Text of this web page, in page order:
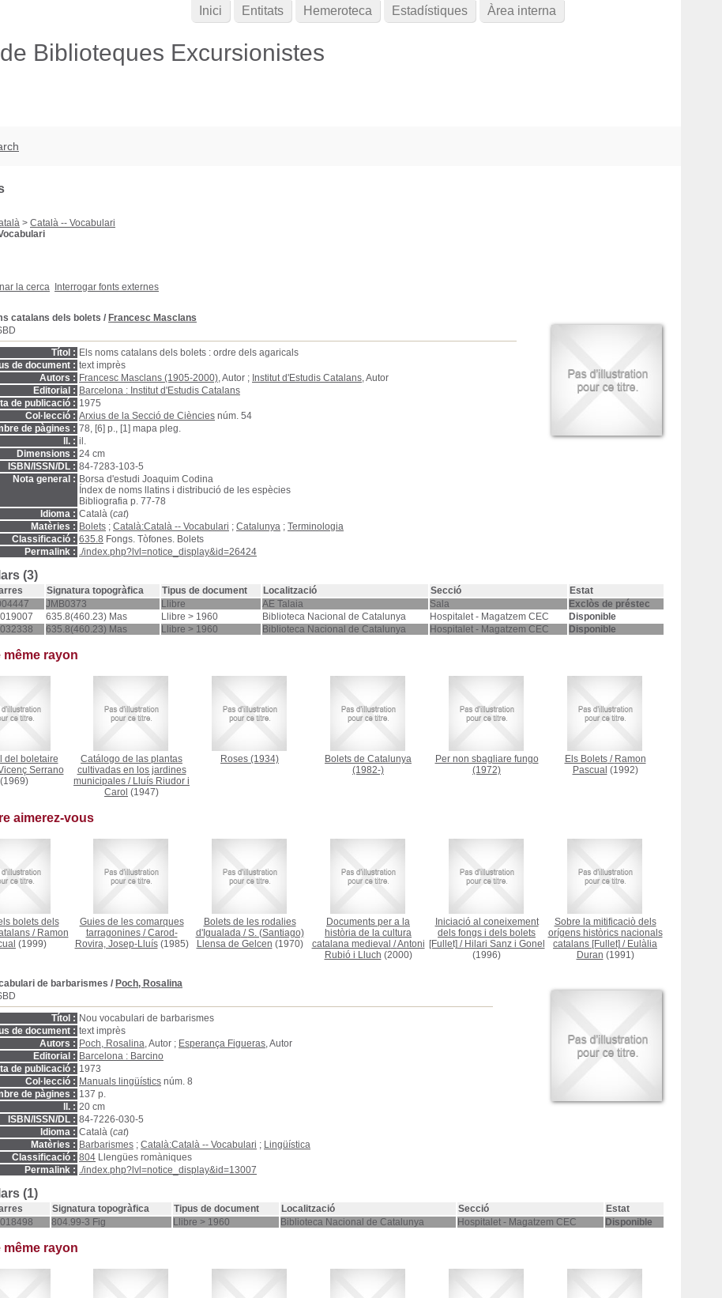
Biblioteques Excursionistes
> Català -- Vocabulari
la cerca Interrogar fonts externes
catalans dels bolets / Francesc Masclans
Títol : Els noms catalans dels bolets : ordre dels agaricals
de document : text imprès
Autors : Francesc Masclans (1905-2000), Autor ; Institut d'Estudis Catalans, Autor
Editorial : Barcelona : Institut d'Estudis Catalans
de publicació : 1975
Col·lecció : Arxius de la Secció de Ciències núm. 54
de pàgines : 78, [6] p., [1] mapa pleg.
ll. : il.
Dimensions : 24 cm
ISBN/ISSN/DL : 84-7283-103-5
Nota general : Borsa d'estudi Joaquim Codina
Índex de noms llatins i distribució de les espècies
Bibliografia p. 77-78
Idioma : Català (cat)
Matèries : Bolets ; Català:Català -- Vocabulari ; Catalunya ; Terminologia
Classificació : 635.8 Fongs. Tòfones. Bolets
Permalink : ./index.php?lvl=notice_display&id=26424
(3)
Signatura topogràfica Tipus de document Localització Secció
Estat
JMB0373 Llibre AE Talaia Sala
Exclòs de préstec
635.8(460.23) Mas Llibre > 1960 Biblioteca Nacional de Catalunya Hospitalet - Magatzem CEC
Disponible
635.8(460.23) Mas Llibre > 1960 Biblioteca Nacional de Catalunya Hospitalet - Magatzem CEC Disponible
même rayon
del boletaire
Serrano
(1969)
Catálogo de las plantas
cultivadas en los jardines
municipales / Lluís Riudor i
Carol (1947)
Roses (1934)
Bolets de Catalunya
(1982-)
Per non sbagliare fungo
(1972)
Els Bolets/ Ramon
Pascual (1992)
aimerez-vous
bolets dels
/ Ramon
(1999)
Guies de les comarques
tarragonines/Carod-
Rovira, Josep-Lluís(1985)
Bolets de les rodalies
d'Igualada/S. (Santiago)
Llensa de Gelcen (1970)
Documents per a la
història de la cultura
catalana medieval /Antoni
Rubió i Lluch (2000)
Iniciació al coneixement
dels fongs i dels bolets
[Fullet] / Hilari Sanz i Gonel
(1996)
Sobre la mitificaciò dels
orígens històrics nacionals
catalans [Fullet] / Eulàlia
Duran (1991)
de barbarismes / Poch, Rosalina
Títol : Nou vocabulari de barbarismes
de document : text imprès
Autors : Poch, Rosalina, Autor ; Esperança Figueras, Autor
Editorial : Barcelona : Barcino
de publicació : 1973
Col·lecció : Manuals lingüístics núm. 8
de pàgines : 137 p.
ll. : 20 cm
ISBN/ISSN/DL : 84-7226-030-5
Idioma : Català (cat)
Matèries : Barbarismes ; Català:Català -- Vocabulari ; Lingüística
Classificació : 804 Llengües romàniques
Permalink : ./index.php?lvl=notice_display&id=13007
(1)
Signatura topogràfica Tipus de document Localització Secció
Estat
804.99-3 Fig Llibre > 1960 Biblioteca Nacional de Catalunya Hospitalet - Magatzem CEC Disponible
même rayon
Inici Entitats Hemeroteca Estadístiques Àrea interna